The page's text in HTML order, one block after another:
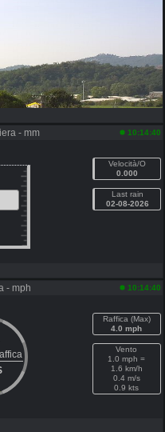
- mm 10:14:40
Velocità/O
0.000
Last rain
02-08-2026
- mph 10:14:40
Raffica (Max)
4.0 mph
Vento
1.0 mph =
1.6 km/h
0.4 m/s
0.9 kts